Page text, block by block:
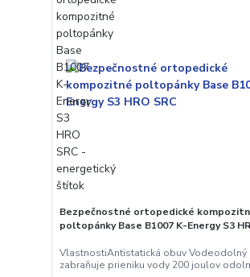
Bezpečnostné ortopedické
poltopánky Base B1007 K-Energy S3
VlastnostiAntistatická obuv Vodeodolný
zabraňuje prieniku vody 200 joulov